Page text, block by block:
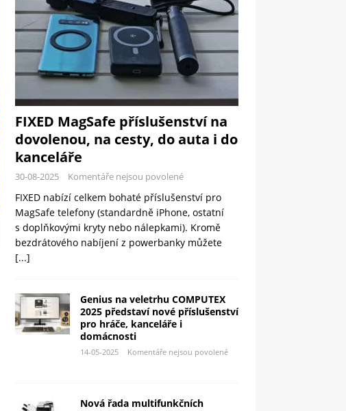
FIXED MagSafe příslušenství na
dovolenou, na cesty, do auta i do
kanceláře
30-08-2025 Komentáře nejsou povolené
FIXED nabízí celkem bohaté příslušenství pro
MagSafe telefony (standardně iPhone, ostatní
s doplňkovými kryty nebo nálepkami). Kromě
bezdrátového nabíjení z powerbanky můžete
[...]
Genius na veletrhu COMPUTEX
2025 představí nové příslušenství
pro hráče, kanceláře i
domácnosti
14-05-2025 Komentáře nejsou povolené
Nová řada multifunkčních